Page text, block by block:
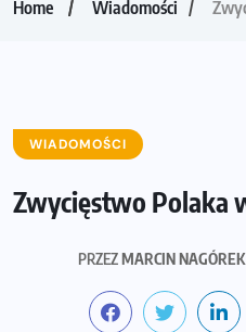
Home Wiadomości
WIADOMOŚCI
Zwycięstwo Polaka
PRZEZMARCIN NAGÓREK